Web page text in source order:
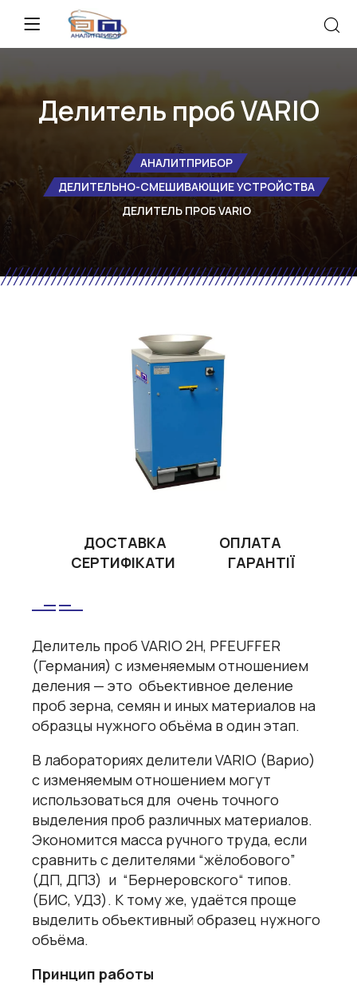
Делитель проб VARIO
АНАЛИТПРИБОР
ДЕЛИТЕЛЬНО-СМЕШИВАЮЩИЕ УСТРОЙСТВА
ДЕЛИТЕЛЬ ПРОБ VARIO
ДОСТАВКА
ОПЛАТА
СЕРТИФІКАТИ
ГАРАНТІЇ
Делитель проб VARIO 2H, PFEUFFER
(Германия) с изменяемым отношением
деления — это объективное деление
проб зерна, семян и иных материалов на
образцы нужного объёма в один этап.
В лабораториях делители VARIO (Варио)
с изменяемым отношением могут
использоваться для очень точного
выделения проб различных материалов.
Экономится масса ручного труда, если
сравнить с делителями “жёлобового”
(ДП, ДПЗ) и “Бернеровского“ типов.
(БИС, УДЗ). К тому же, удаётся проще
выделить объективный образец нужного
объёма.
Принцип работы